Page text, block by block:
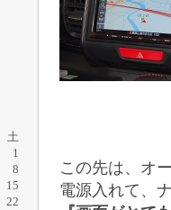
土
1
8
15
22
この先は、オ
電源入れて、